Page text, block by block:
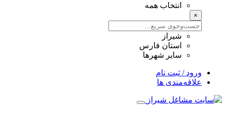
انتخاب همه
×
شیراز
استان فارس
سایر شهرها
ورود / ثبت نام
علاقه‌مندی ها